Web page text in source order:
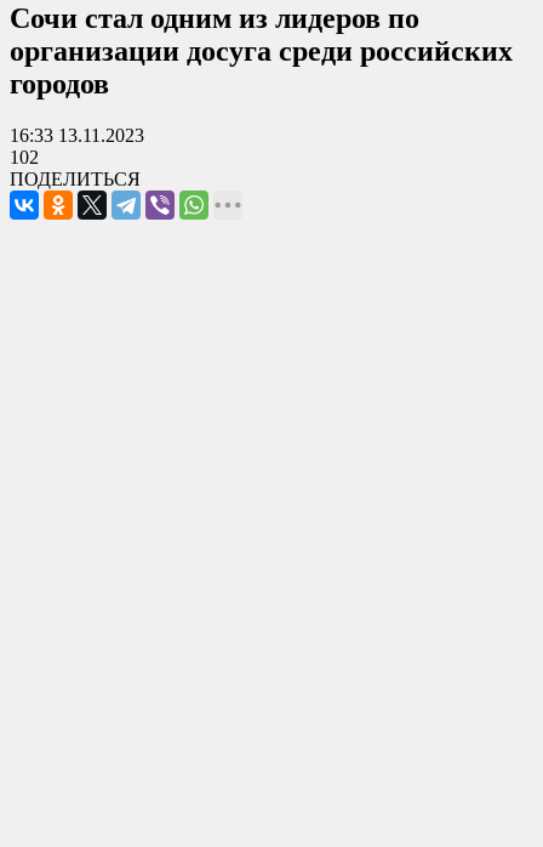
Сочи стал одним из лидеров по
организации досуга среди российских
городов
16:33 13.11.2023
102
ПОДЕЛИТЬСЯ